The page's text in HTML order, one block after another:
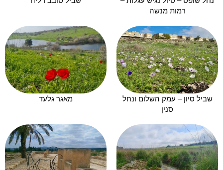
רמות מנשה
שביל סיון – עמק השלום ונחל
סנין
מאגר גלעד